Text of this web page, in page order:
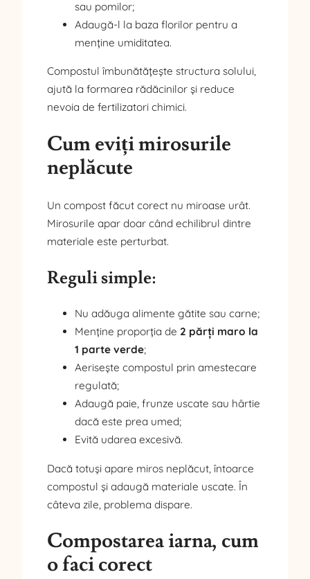
sau pomilor;
Adaugă-l la baza florilor pentru a
menține umiditatea.
Compostul îmbunătățește structura solului,
ajută la formarea rădăcinilor și reduce
nevoia de fertilizatori chimici.
Cum eviți mirosurile
neplăcute
Un compost făcut corect nu miroase urât.
Mirosurile apar doar când echilibrul dintre
materiale este perturbat.
Reguli simple:
Nu adăuga alimente gătite sau carne;
Menține proporția de 2 părți maro la
1 parte verde;
Aerisește compostul prin amestecare
regulată;
Adaugă paie, frunze uscate sau hârtie
dacă este prea umed;
Evită udarea excesivă.
Dacă totuși apare miros neplăcut, întoarce
compostul și adaugă materiale uscate. În
câteva zile, problema dispare.
Compostarea iarna, cum
o faci corect